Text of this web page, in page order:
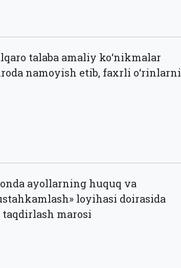
talaba amaliy ko‘nikmalar
namoyish etib, faxrli o‘rinlarni
ayollarning huquq va
loyihasi doirasida
marosi